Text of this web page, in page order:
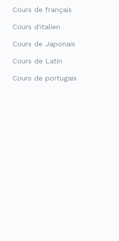
Cours de français
Cours d'italien
Cours de Japonais
Cours de Latin
Cours de portugais